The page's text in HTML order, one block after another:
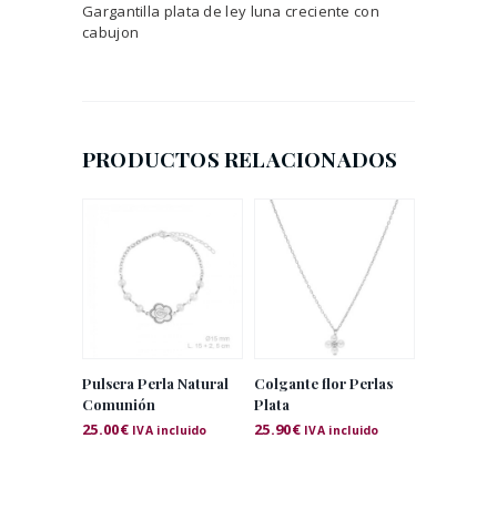
Gargantilla plata de ley luna creciente con
cabujon
PRODUCTOS RELACIONADOS
Pulsera Perla Natural
Comunión
25.00€ IVA incluido
Colgante flor Perlas
Plata
25.90€ IVA incluido